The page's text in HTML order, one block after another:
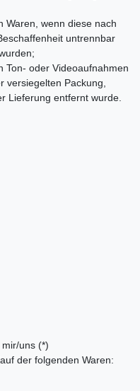
Waren, wenn diese nach
untrennbar
Ton- oder Videoaufnahmen
versiegelten Packung,
Lieferung entfernt wurde.
uns (*)
der folgenden Waren: